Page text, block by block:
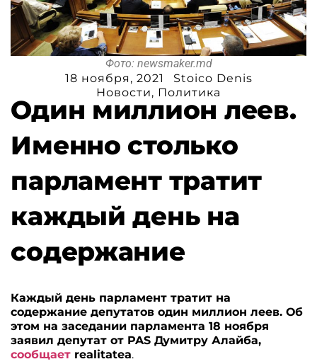
Фото: newsmaker.md
18 ноября, 2021
Stoico Denis
Новости, Политика
Один миллион леев.
Именно столько
парламент тратит
каждый день на
содержание
Каждый день парламент тратит на
содержание депутатов один миллион леев. Об
этом на заседании парламента 18 ноября
заявил депутат от PAS Думитру Алайба,
сообщает realitatea.